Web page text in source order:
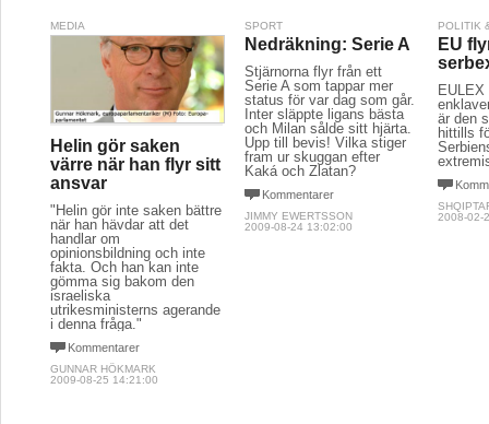
MEDIA
Helin gör saken
värre när han flyr sitt
ansvar
"Helin gör inte saken bättre
när han hävdar att det
handlar om
opinionsbildning och inte
fakta. Och han kan inte
gömma sig bakom den
israeliska
utrikesministerns agerande
i denna fråga."
Kommentarer
GUNNAR HÖKMARK
2009-08-25 14:21:00
SPORT
Nedräkning: Serie A
Stjärnorna flyr från ett
Serie A som tappar mer
status för var dag som går.
Inter släppte ligans bästa
och Milan sålde sitt hjärta.
Upp till bevis! Vilka stiger
fram ur skuggan efter
Kaká och Zlatan?
Kommentarer
JIMMY EWERTSSON
2009-08-24 13:02:00
POLITIK
EU
är den
hittills
2008-02-